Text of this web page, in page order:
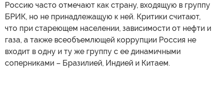
Россию часто отмечают как страну, входящую в группу
БРИК, но не принадлежащую к ней. Критики считают,
что при стареющем населении, зависимости от нефти и
газа, а также всеобъемлющей коррупции Россия не
входит в одну и ту же группу с ее динамичными
соперниками – Бразилией, Индией и Китаем.